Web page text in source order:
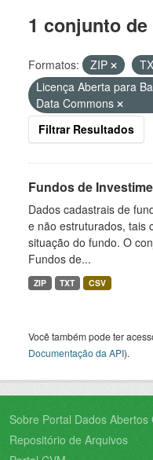
1 conjunto
Formatos: ZIP
Licença Aberta para
Data Commons
Filtrar Resultados
Fundos de
Dados cadastrais de
e não estruturados, tais
situação do fundo. O
Fundos de...
ZIP TXT CSV
Você também pode ter
Documentação da API).
Sobre Portal Dados Abertos
Repositório de Arquivos